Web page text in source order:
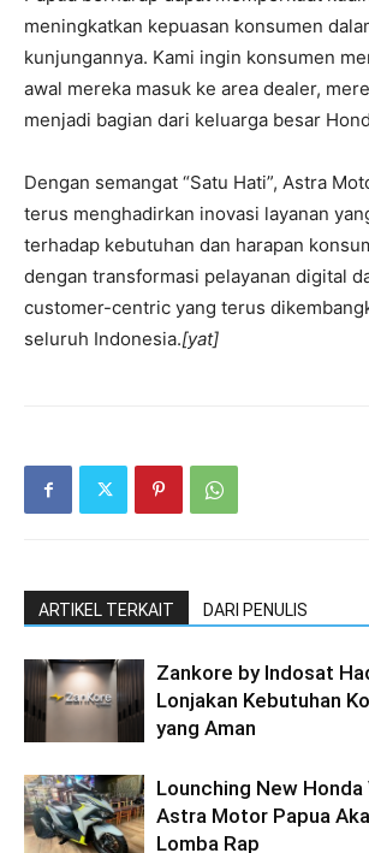
meningkatkan kepuasan konsumen
kunjungannya. Kami ingin konsumen
awal mereka masuk ke area dealer,
menjadi bagian dari keluarga besar
Dengan semangat “Satu Hati”, Astra
terus menghadirkan inovasi layanan
terhadap kebutuhan dan harapan
dengan transformasi pelayanan digital
customer-centric yang terus
seluruh Indonesia.[yat]
ARTIKEL TERKAIT DARI PENULIS
Zankore by Indosat
Lonjakan Kebutuhan
yang Aman
Lounching New Honda
Astra Motor Papua
Lomba Rap